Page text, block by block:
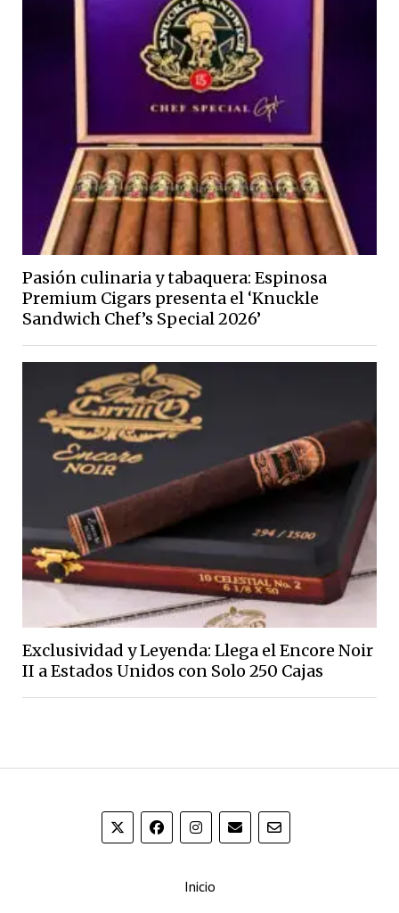
Pasión culinaria y tabaquera: Espinosa
Premium Cigars presenta el ‘Knuckle
Sandwich Chef’s Special 2026’
Exclusividad y Leyenda: Llega el Encore Noir
II a Estados Unidos con Solo 250 Cajas
Inicio